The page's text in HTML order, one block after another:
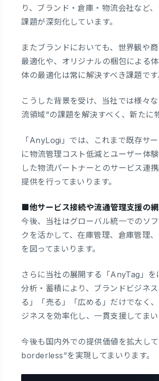
り、ブランド・倉庫・物流会社など
課題が深刻化しています。
またブランドにおいても、世界観や
最適化や、オリジナルの梱包による
体の最適化は常に解決すべき課題です
こうした背景を受け、当社では様々
流領域”の課題を解決すべく、新たに
「AnyLogi」では、これまで既存サ
に物流管理コスト低減とユーザー体
した物流パートナーとのサービス連
提供を行ってまいります。
■他サービス接続や流通管理支援の
今後、当社はグローバル統一でのソ
クを活かして、在庫管理、倉庫管理
を図ってまいります。
さらに当社の展開する「AnyTag」
分析・蓄積により、ブランドビジネ
る」「売る」「広める」だけでなく
ジネスを効率化し、一貫支援してまい
今後も国内外での提供価値を拡大し
borderless”を実現してまいります。